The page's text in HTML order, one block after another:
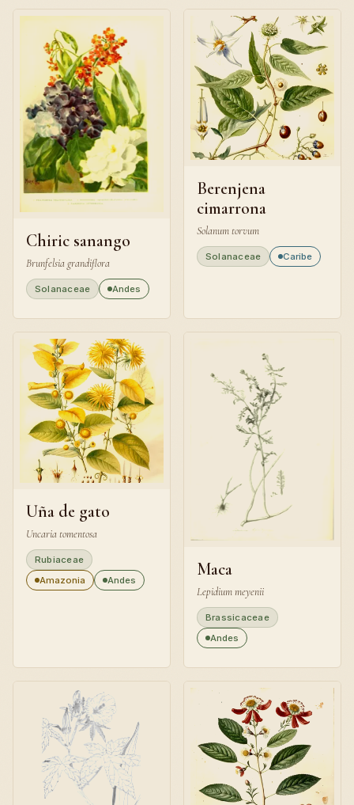
Chiric sanango
Brunfelsia grandiflora
Solanaceae Andes
Berenjena
cimarrona
Solanum torvum
Solanaceae Caribe
Uña de gato
Uncaria tomentosa
Rubiaceae
Amazonia
Andes
Maca
Lepidium meyenii
Brassicaceae
Andes